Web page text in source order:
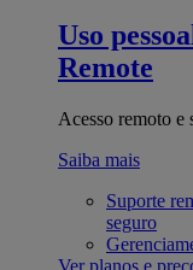
Uso
Remote
Acesso remoto e
Saiba mais
Suporte
seguro